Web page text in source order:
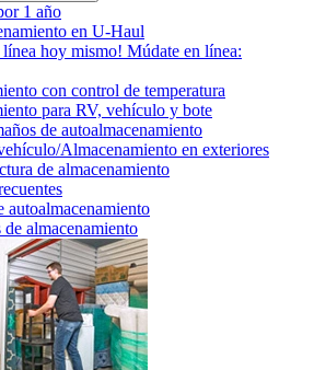
1 año
en U-Haul
línea hoy mismo! Múdate en línea:
con control de temperatura
para RV, vehículo y bote
de autoalmacenamiento
Almacenamiento en exteriores
de almacenamiento
autoalmacenamiento
de almacenamiento